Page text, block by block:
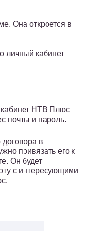
Она откроется в
личный кабинет
НТВ Плюс
почты и пароль.
договора в
привязать его к
Он будет
с интересующими